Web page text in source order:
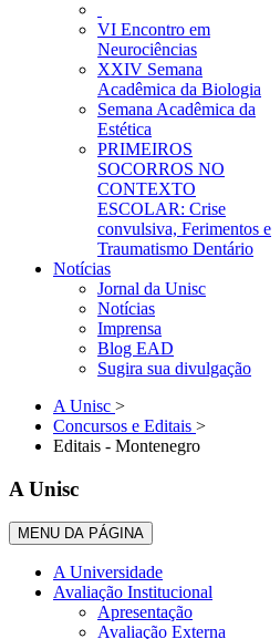
VI Encontro em
Neurociências
XXIV Semana
Acadêmica da Biologia
Semana Acadêmica da
Estética
PRIMEIROS
SOCORROS NO
CONTEXTO
ESCOLAR: Crise
convulsiva, Ferimentos e
Traumatismo Dentário
Notícias
Jornal da Unisc
Notícias
Imprensa
Blog EAD
Sugira sua divulgação
A Unisc >
Concursos e Editais >
Editais - Montenegro
A Unisc
MENU DA PÁGINA
A Universidade
Avaliação Institucional
Apresentação
Avaliação Externa